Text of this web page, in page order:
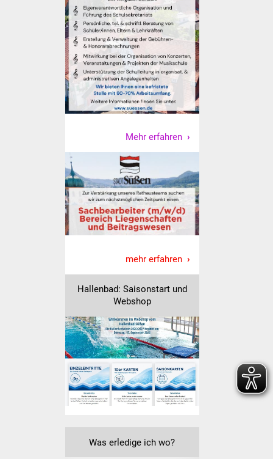
Gesundheit und Notfall
Ärzte und Apotheken
Pflege von Angehörigen
Hitzewarnung / UV-
ÖPNV
Bürgerbus (MOBS)
Abfall und Entsorgung
Kultur & Freizeit
Veranstaltungen
Stadtfest
Ostermarkt
Einrichtungen
Hallenbad
Stadtbücherei
Stadtarchiv
Mehr erfahren
mehr erfahren
Hallenbad: Saisonstart und
Webshop
Was erledige ich wo?